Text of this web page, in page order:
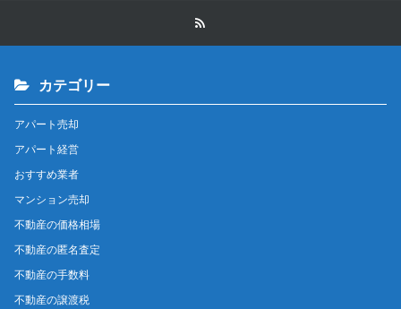
カテゴリー
アパート売却
アパート経営
おすすめ業者
マンション売却
不動産の価格相場
不動産の匿名査定
不動産の手数料
不動産の譲渡税